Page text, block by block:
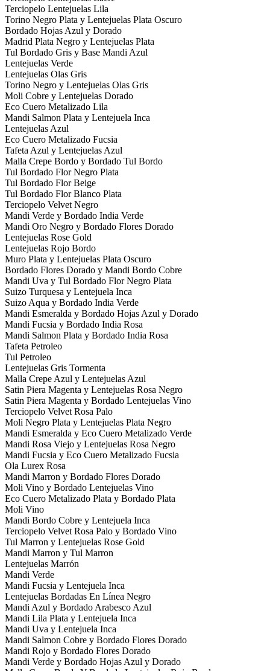
Terciopelo Lentejuelas Lila
Torino Negro Plata y Lentejuelas Plata Oscuro
Bordado Hojas Azul y Dorado
Madrid Plata Negro y Lentejuelas Plata
Tul Bordado Gris y Base Mandi Azul
Lentejuelas Verde
Lentejuelas Olas Gris
Torino Negro y Lentejuelas Olas Gris
Moli Cobre y Lentejuelas Dorado
Eco Cuero Metalizado Lila
Mandi Salmon Plata y Lentejuela Inca
Lentejuelas Azul
Eco Cuero Metalizado Fucsia
Tafeta Azul y Lentejuelas Azul
Malla Crepe Bordo y Bordado Tul Bordo
Tul Bordado Flor Negro Plata
Tul Bordado Flor Beige
Tul Bordado Flor Blanco Plata
Terciopelo Velvet Negro
Mandi Verde y Bordado India Verde
Mandi Oro Negro y Bordado Flores Dorado
Lentejuelas Rose Gold
Lentejuelas Rojo Bordo
Muro Plata y Lentejuelas Plata Oscuro
Bordado Flores Dorado y Mandi Bordo Cobre
Mandi Uva y Tul Bordado Flor Negro Plata
Suizo Turquesa y Lentejuela Inca
Suizo Aqua y Bordado India Verde
Mandi Esmeralda y Bordado Hojas Azul y Dorado
Mandi Fucsia y Bordado India Rosa
Mandi Salmon Plata y Bordado India Rosa
Tafeta Petroleo
Tul Petroleo
Lentejuelas Gris Tormenta
Malla Crepe Azul y Lentejuelas Azul
Satin Piera Magenta y Lentejuelas Rosa Negro
Satin Piera Magenta y Bordado Lentejuelas Vino
Terciopelo Velvet Rosa Palo
Moli Negro Plata y Lentejuelas Plata Negro
Mandi Esmeralda y Eco Cuero Metalizado Verde
Mandi Rosa Viejo y Lentejuelas Rosa Negro
Mandi Fucsia y Eco Cuero Metalizado Fucsia
Ola Lurex Rosa
Mandi Marron y Bordado Flores Dorado
Moli Vino y Bordado Lentejuelas Vino
Eco Cuero Metalizado Plata y Bordado Plata
Moli Vino
Mandi Bordo Cobre y Lentejuela Inca
Terciopelo Velvet Rosa Palo y Bordado Vino
Tul Marron y Lentejuelas Rose Gold
Mandi Marron y Tul Marron
Lentejuelas Marrón
Mandi Verde
Mandi Fucsia y Lentejuela Inca
Lentejuelas Bordadas En Línea Negro
Mandi Azul y Bordado Arabesco Azul
Mandi Lila Plata y Lentejuela Inca
Mandi Uva y Lentejuela Inca
Mandi Salmon Cobre y Bordado Flores Dorado
Mandi Rojo y Bordado Flores Dorado
Mandi Verde y Bordado Hojas Azul y Dorado